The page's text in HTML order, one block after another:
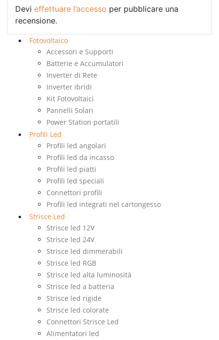
Devi effettuare l’accesso per pubblicare una
recensione.
Fotovoltaico
Accessori e Supporti
Batterie e Accumulatori
Inverter di Rete
Inverter ibridi
Kit Fotovoltaici
Pannelli Solari
Power Station portatili
Profili Led
Profili led angolari
Profili led da incasso
Profili led piatti
Profili led speciali
Connettori profili
Profili led integrati nel cartongesso
Strisce Led
Strisce led 12V
Strisce led 24V
Strisce led dimmerabili
Strisce led RGB
Strisce led alta luminosità
Strisce led a batteria
Strisce led rigide
Strisce led colorate
Connettori Strisce Led
Alimentatori led